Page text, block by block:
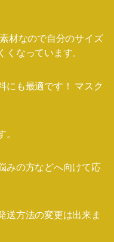
材なので自分のサイズ
くなっています。
にも最適です！ マスク
。
みの方などへ向けて応
送方法の変更は出来ま